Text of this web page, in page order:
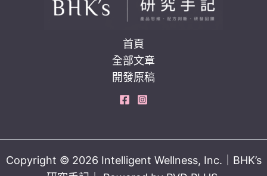
首頁
全部文章
開發原稿
Copyright © 2026 Intelligent Wellness, Inc.｜BHK’s